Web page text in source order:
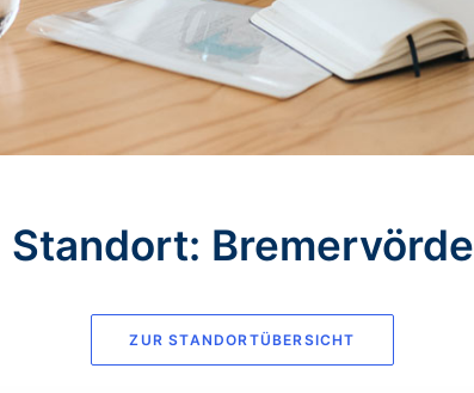
Standort: Bremervörde
ZUR STANDORTÜBERSICHT